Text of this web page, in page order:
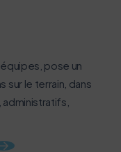
pose un
sur le terrain, dans